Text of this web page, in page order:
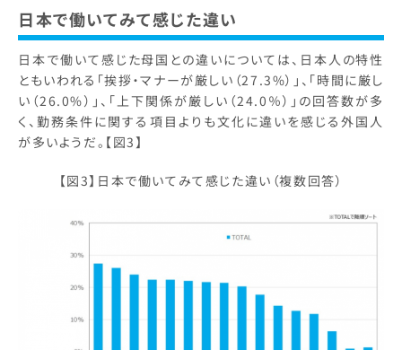
日本で働いてみて感じた違い
日本で働いて感じた母国との違いについては、日本人の特性
ともいわれる「挨拶・マナーが厳しい（27.3%）」、「時間に厳し
い（26.0%）」、「上下関係が厳しい（24.0％）」の回答数が多
く、勤務条件に関する項目よりも文化に違いを感じる外国人
が多いようだ。【図3】
【図3】日本で働いてみて感じた違い（複数回答）